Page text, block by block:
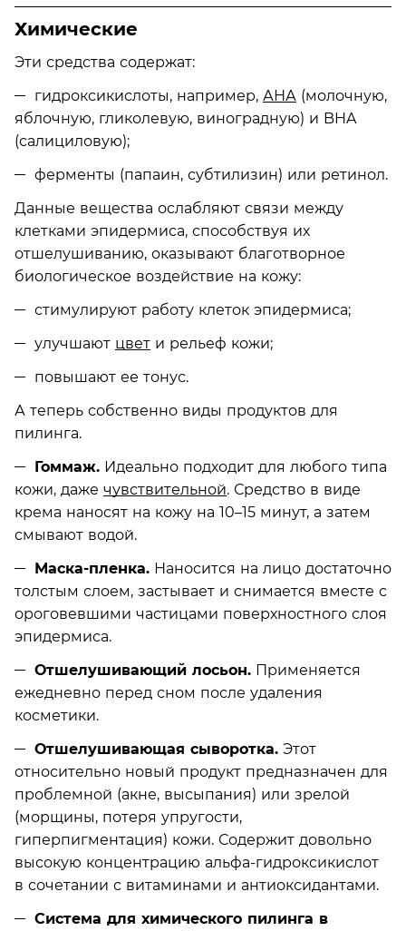
Химические
Эти средства содержат:
гидроксикислоты, например, АНА (молочную,
яблочную, гликолевую, виноградную) и BHA
(салициловую);
ферменты (папаин, субтилизин) или ретинол.
Данные вещества ослабляют связи между
клетками эпидермиса, способствуя их
отшелушиванию, оказывают благотворное
биологическое воздействие на кожу:
стимулируют работу клеток эпидермиса;
улучшают цвет и рельеф кожи;
повышают ее тонус.
А теперь собственно виды продуктов для
пилинга.
Гоммаж. Идеально подходит для любого типа
кожи, даже чувствительной. Средство в виде
крема наносят на кожу на 10–15 минут, а затем
смывают водой.
Маска-пленка. Наносится на лицо достаточно
толстым слоем, застывает и снимается вместе с
ороговевшими частицами поверхностного слоя
эпидермиса.
Отшелушивающий лосьон. Применяется
ежедневно перед сном после удаления
косметики.
Отшелушивающая сыворотка. Этот
относительно новый продукт предназначен для
проблемной (акне, высыпания) или зрелой
(морщины, потеря упругости,
гиперпигментация) кожи. Содержит довольно
высокую концентрацию альфа-гидроксикислот
в сочетании с витаминами и антиоксидантами.
Система для химического пилинга в